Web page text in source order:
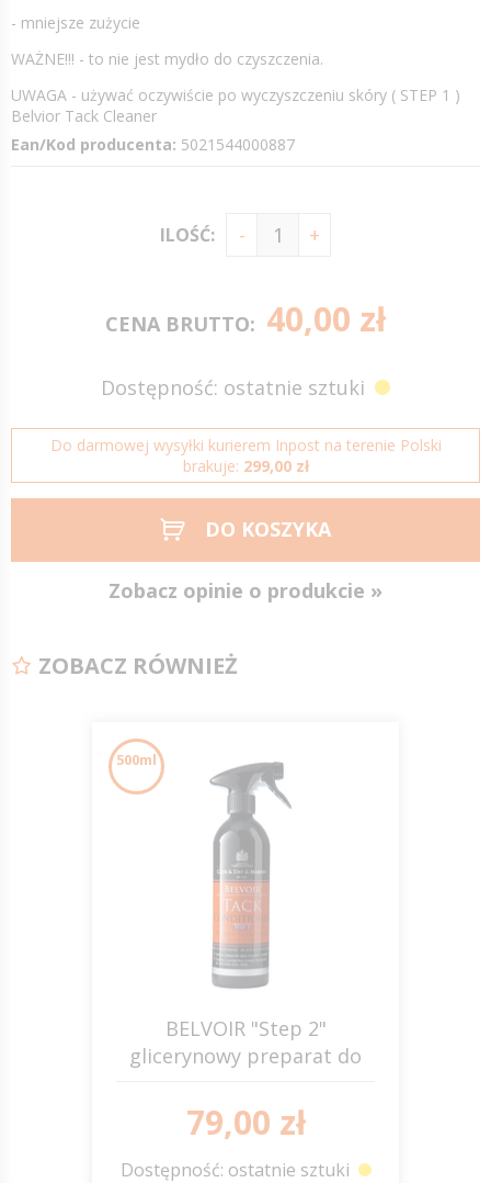
- mniejsze zużycie
WAŻNE!!! - to nie jest mydło do czyszczenia.
UWAGA - używać oczywiście po wyczyszczeniu skóry ( STEP 1 )
Belvior Tack Cleaner
Ean/Kod producenta: 5021544000887
ILOŚĆ:
CENA BRUTTO: 40,00 zł
Dostępność: ostatnie sztuki
Do darmowej wysyłki kurierem Inpost na terenie Polski
brakuje: 299,00 zł
DO KOSZYKA
Zobacz opinie o produkcie »
ZOBACZ RÓWNIEŻ
500ml
BELVOIR "Step 2"
glicerynowy preparat do
C&D&M
79,00 zł
Dostępność: ostatnie sztuki